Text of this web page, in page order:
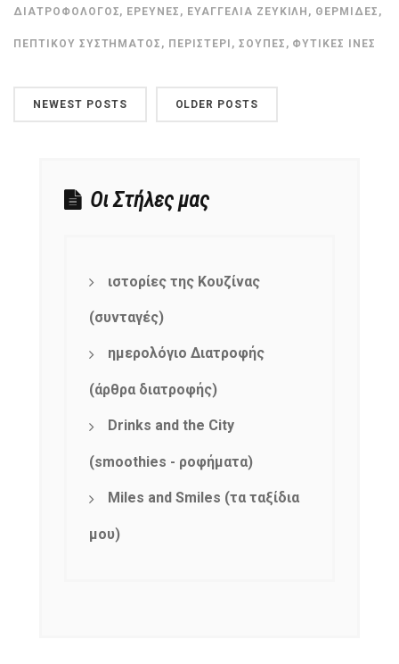
ΔΙΑΤΡΟΦΟΛΌΓΟΣ, ΈΡΕΥΝΕΣ , ΕΥΑΓΓΕΛΊΑ ΖΕΥΚΙΛΉ , ΘΕΡΜΊΔΕΣ ,
ΠΕΠΤΙΚΟΎ ΣΥΣΤΉΜΑΤΟΣ , ΠΕΡΙΣΤΈΡΙ , ΣΟΎΠΕΣ , ΦΥΤΙΚΈΣ ΊΝΕΣ
NEWEST POSTS OLDER POSTS
Οι Στήλες μας
ιστορίες της Κουζίνας
(συνταγές)
ημερολόγιο Διατροφής
(άρθρα διατροφής)
Drinks and the City
(smoothies - ροφήματα)
Miles and Smiles (τα ταξίδια
μου)